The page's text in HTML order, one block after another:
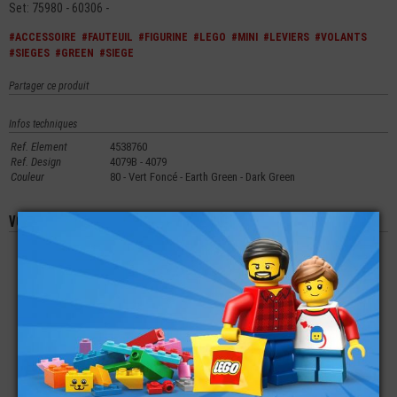
Set: 75980 - 60306 -
#ACCESSOIRE #FAUTEUIL #FIGURINE #LEGO #MINI #LEVIERS #VOLANTS
#SIEGES #GREEN #SIEGE
Partager ce produit
Infos techniques
Ref. Element
4538760
Ref. Design
4079B - 4079
Couleur
80 - Vert Foncé - Earth Green - Dark Green
Vous aimerez aussi les produits suivants
FIGURINES CHEVEUX
TRÈS COURTS (2U)
1,99€
LEGO® ACCESSOIRE
VÉHICULE CAPOT
MOTEUR IMPRIMÉ
YEUX
1,45€
LEGO® MINI-
FIGURINE MAMAN J'AI
RÂTÉ L'AVION HARRY
LIME
14,90 €